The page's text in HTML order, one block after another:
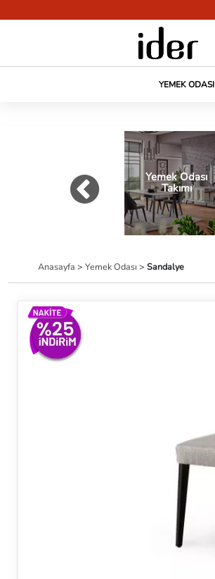
YEMEK ODASI
Yemek Odası
Takımı
Anasayfa > Yemek Odası > Sandalye